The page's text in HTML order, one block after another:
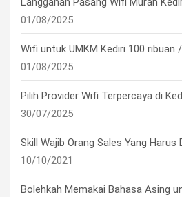
01/08/2025
Wifi untuk UMKM Kediri 100 ribuan
01/08/2025
Pilih Provider Wifi Terpercaya di
30/07/2025
Skill Wajib Orang Sales Yang Harus
10/10/2021
Bolehkah Memakai Bahasa Asing